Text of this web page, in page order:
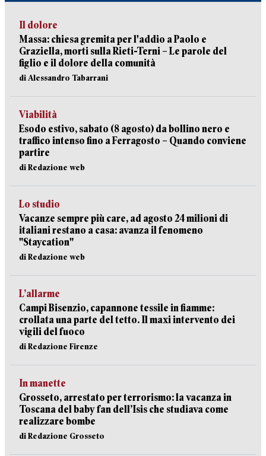
Il dolore
Massa: chiesa gremita per l'addio a Paolo e
Graziella, morti sulla Rieti-Terni – Le parole del
figlio e il dolore della comunità
di Alessandro Tabarrani
Viabilità
Esodo estivo, sabato (8 agosto) da bollino nero e
traffico intenso fino a Ferragosto – Quando conviene
partire
di Redazione web
Lo studio
Vacanze sempre più care, ad agosto 24 milioni di
italiani restano a casa: avanza il fenomeno
"Staycation"
di Redazione web
L’allarme
Campi Bisenzio, capannone tessile in fiamme:
crollata una parte del tetto. Il maxi intervento dei
vigili del fuoco
di Redazione Firenze
In manette
Grosseto, arrestato per terrorismo: la vacanza in
Toscana del baby fan dell’Isis che studiava come
realizzare bombe
di Redazione Grosseto